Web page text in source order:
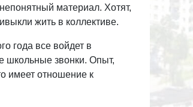
материал. Хотят,
жить в коллективе.
года все войдет в
школьные звонки. Опыт,
имеет отношение к